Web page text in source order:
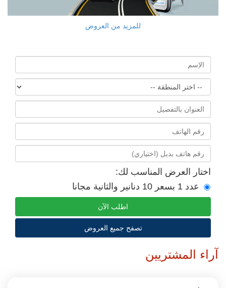
للمزيد من العروض
اختار العرض المناسب لك:
عدد 1 بسعر 10 دنانير والثانية مجانا
اطلب الآن
تصفح جميع العروض
آراء المشتريين